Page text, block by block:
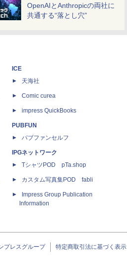
OpenAIとAnthropicの両社に
共通する“落とし穴”
ICE
天海社
Comic curea
impress QuickBooks
PUBFUN
パブファンセルフ
IPGネットワーク
TシャツPOD pTa.shop
カスタム写真集POD fabli
Impress Group Publication
Information
プレスグループ 特定商取引法に基づく表示